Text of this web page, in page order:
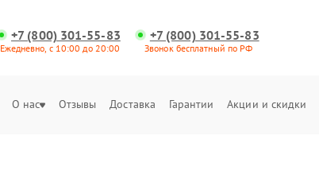
+7 (800) 301-55-83
Ежедневно, с 10:00 до 20:00
+7 (800) 301-55-83
Звонок бесплатный по РФ
О нас Отзывы Доставка Гарантии Акции и скидки